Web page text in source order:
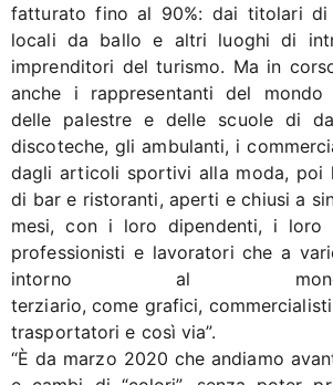
fatturato fino al 90%: dai titolari di
locali da ballo e altri luoghi di
imprenditori del turismo. Ma in
anche i rappresentanti del mondo
delle palestre e delle scuole di
discoteche, gli ambulanti, i
dagli articoli sportivi alla moda, poi
di bar e ristoranti, aperti e chiusi a
mesi, con i loro dipendenti, i
professionisti e lavoratori che a
intorno al
terziario, come grafici,
trasportatori e così via”.
“È da marzo 2020 che andiamo